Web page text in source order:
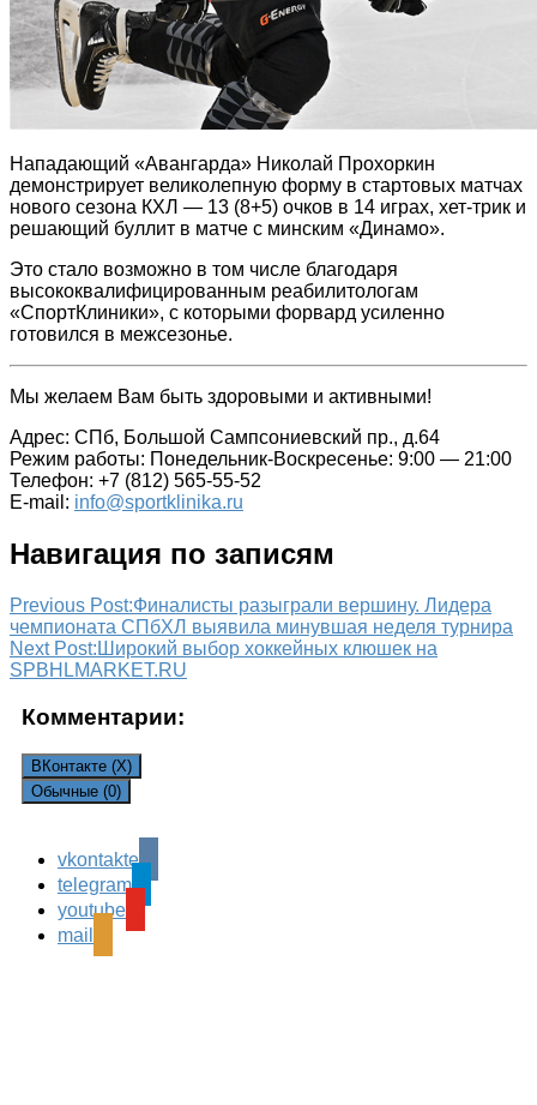
Нападающий «Авангарда» Николай Прохоркин
демонстрирует великолепную форму в стартовых матчах
нового сезона КХЛ — 13 (8+5) очков в 14 играх, хет-трик и
решающий буллит в матче с минским «Динамо».
Это стало возможно в том числе благодаря
высококвалифицированным реабилитологам
«СпортКлиники», с которыми форвард усиленно
готовился в межсезонье.
Мы желаем Вам быть здоровыми и активными!
Адрес: СПб, Большой Сампсониевский пр., д.64
Режим работы: Понедельник-Воскресенье: 9:00 — 21:00
Телефон: +7 (812) 565-55-52
E-mail: info@sportklinika.ru
Навигация по записям
Previous Post:Финалисты разыграли вершину. Лидера
чемпионата СПбХЛ выявила минувшая неделя турнира
Next Post: Широкий выбор хоккейных клюшек на
SPBHLMARKET.RU
Комментарии:
ВКонтакте (X)
Обычные (0)
Leave a Reply
Ваш адрес email не будет опубликован.
поля помечены
vkontakte
telegram
youtube
mail